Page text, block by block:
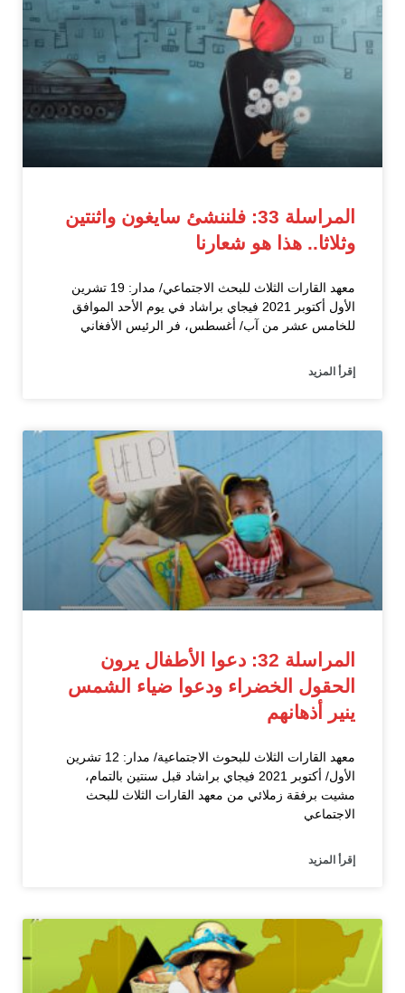
المراسلة 33: فلننشئ سايغون واثنتين
وثلاثا.. هذا هو شعارنا
معهد القارات الثلاث للبحث الاجتماعي/ مدار: 19 تشرين
الأول أكتوبر 2021 فيجاي براشاد في يوم الأحد الموافق
للخامس عشر من آب/ أغسطس، فر الرئيس الأفغاني
إقرأ المزيد
المراسلة 32: دعوا الأطفال يرون
الحقول الخضراء ودعوا ضياء الشمس
ينير أذهانهم
معهد القارات الثلاث للبحوث الاجتماعية/ مدار: 12 تشرين
الأول/ أكتوبر 2021 فيجاي براشاد قبل سنتين بالتمام،
مشيت برفقة زملائي من معهد القارات الثلاث للبحث
الاجتماعي
إقرأ المزيد